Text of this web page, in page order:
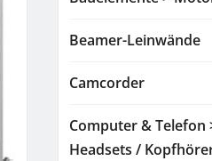
Beamer-Leinwände
Camcorder
Computer & Telefon
Headsets /